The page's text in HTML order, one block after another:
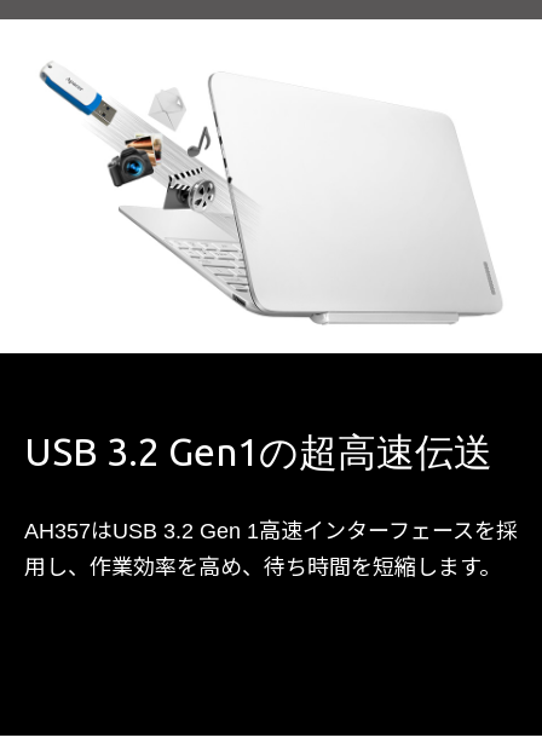
USB 3.2 Gen1の超高速伝送
AH357はUSB 3.2 Gen 1高速インターフェースを採
用し、作業効率を高め、待ち時間を短縮します。